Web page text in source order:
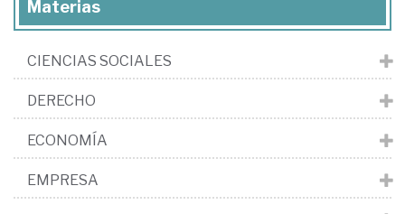
Materias
CIENCIAS SOCIALES
DERECHO
ECONOMÍA
EMPRESA